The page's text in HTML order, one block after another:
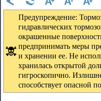
Предупреждение:
гидравлических
окрашенные
предпринимать меры
и хранении ее. Не
хранилась открытой
гигроскопично.
способствует опасной